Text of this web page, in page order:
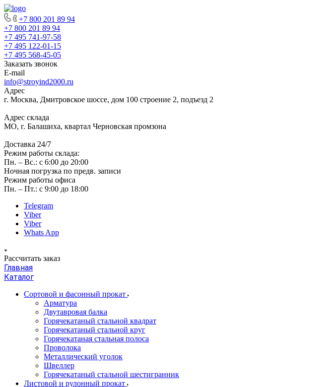
+7 800 201 89 94
+7 800 201 89 94
+7 495 741-97-58
+7 495 122-01-15
+7 495 568-45-05
Заказать звонок
E-mail
info@stroyind2000.ru
Адрес
г. Москва, Дмитровское шоссе, дом 100 строение 2, подъезд 2
Адрес склада
МО, г. Балашиха, квартал Черновская промзона
Доставка 24/7
Режим работы склада:
Пн. – Вс.: с 6:00 до 20:00
Ночная погрузка по предв. записи
Режим работы офиса
Пн. – Пт.: с 9:00 до 18:00
Telegram
Viber
Viber
Whats App
Рассчитать заказ
Главная
Каталог
Сортовой и фасонный прокат
Арматура
Двутавровая балка
Горячекатаный стальной квадрат
Горячекатаный стальной круг
Горячекатаная стальная полоса
Проволока
Металлический уголок
Швеллер
Горячекатаный стальной шестигранник
Листовой и рулонный прокат